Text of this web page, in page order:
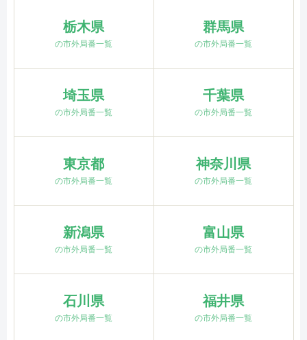
栃木県
の市外局番一覧
群馬県
の市外局番一覧
埼玉県
の市外局番一覧
千葉県
の市外局番一覧
東京都
の市外局番一覧
神奈川県
の市外局番一覧
新潟県
の市外局番一覧
富山県
の市外局番一覧
石川県
の市外局番一覧
福井県
の市外局番一覧